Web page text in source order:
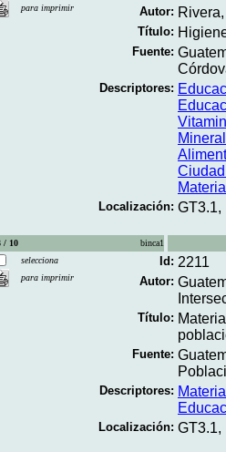
para imprimir
Autor:
Título:
Fuente:
Descriptores:
Localización: GT3.1,
/ 10
binca1
selecciona
para imprimir
Id: 2211
Autor:
Título:
Fuente:
Descriptores:
Localización: GT3.1,